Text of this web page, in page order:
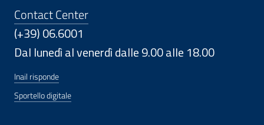
Contact Center
(+39) 06.6001
Dal lunedì al venerdì dalle 9.00 alle 18.00
Inail risponde
Sportello digitale